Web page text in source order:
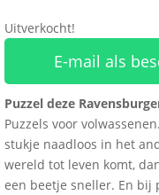
Uitverkocht!
E-mail als
Puzzel deze
Puzzels voor
stukje naadloos in het
wereld tot leven komt,
een beetje sneller. En bij